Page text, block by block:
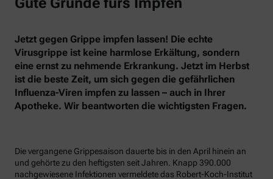
Jetzt gegen Grippe impfen lassen! Die echte
Virusgrippe ist keine harmlose Erkältung, sondern
eine ernst zu nehmende Erkrankung. Jetzt im Herbst
ist die beste Zeit, um sich gegen die gefährlichen
Influenza-Viren impfen zu lassen – auch in Ihrer
Apotheke. Wir beantworten die wichtigsten Fragen.
Die vergangene Grippesaison dauerte bis in den April hinein an
und gehörte zu den heftigsten seit Jahren. Knapp 390.000
nachgewiesene Infektionen vermeldete das Robert-Koch-Institut